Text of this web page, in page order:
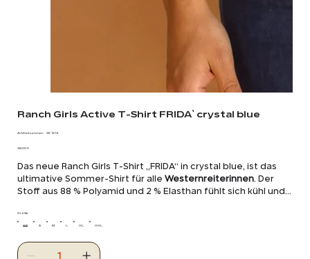
Ranch Girls Active T-Shirt FRIDA` crystal blue
Artikelnummer:
Artikelnummer:
26 1214
Preis
38,00 €
Das neue Ranch Girls T-Shirt „FRIDA“ in crystal blue, ist das
ultimative Sommer-Shirt für alle Westernreiterinnen. Der
Stoff aus 88 % Polyamid und 2 % Elasthan fühlt sich kühl und
sportliche Western-Shirt ist in drei neuen Farben erhältlich:
Salbeigrün, Macchiato und Huckleberry. Das Ranch Girls-
Markenlogo ist als silberner Reflektordruck aufgebracht und
verleiht dem Shirt einen besonderen Akzent.
XS S M L XL XXL
Größe